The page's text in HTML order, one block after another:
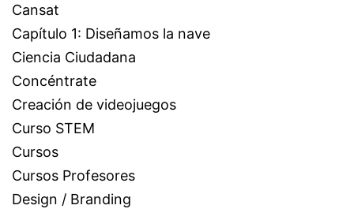
Cansat
Capítulo 1: Diseñamos la nave
Ciencia Ciudadana
Concéntrate
Creación de videojuegos
Curso STEM
Cursos
Cursos Profesores
Design / Branding